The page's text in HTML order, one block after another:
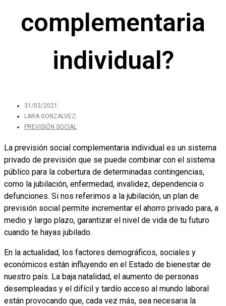
complementaria
individual?
31/03/2021
LARA GONZALVEZ
PREVISIÓN SOCIAL
La previsión social complementaria individual es un sistema
privado de previsión que se puede combinar con el sistema
público para la cobertura de determinadas contingencias,
como la jubilación, enfermedad, invalidez, dependencia o
defunciones. Si nos referimos a la jubilación, un plan de
previsión social permite incrementar el ahorro privado para, a
medio y largo plazo, garantizar el nivel de vida de tu futuro
cuando te hayas jubilado.
En la actualidad, los factores demográficos, sociales y
económicos están influyendo en el Estado de bienestar de
nuestro país. La baja natalidad, el aumento de personas
desempleadas y el difícil y tardío acceso al mundo laboral
están provocando que, cada vez más, sea necesaria la